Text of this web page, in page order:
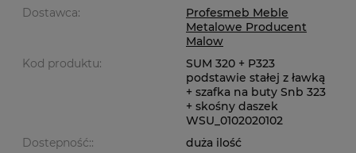
Dostawca:
Profesmeb Meble
Metalowe Producent
Malow
Kod produktu:
SUM 320 + P323
podstawie stałej z ławką
+ szafka na buty Snb 323
+ skośny daszek
WSU_0102020102
Dostepność::
duża ilość